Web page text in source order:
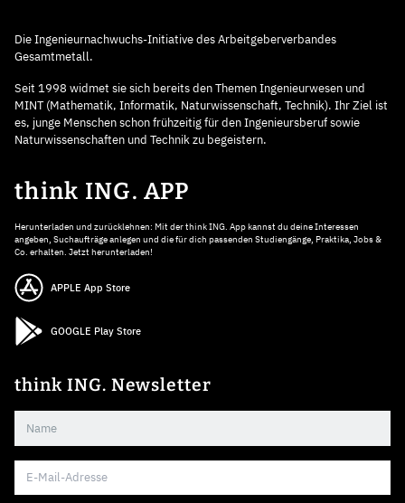
Die Ingenieurnachwuchs-Initiative des Arbeitgeberverbandes
Gesamtmetall.
Seit 1998 widmet sie sich bereits den Themen Ingenieurwesen und
MINT (Mathematik, Informatik, Naturwissenschaft, Technik). Ihr Ziel ist
es, junge Menschen schon frühzeitig für den Ingenieursberuf sowie
Naturwissenschaften und Technik zu begeistern.
think ING. APP
Herunterladen und zurücklehnen: Mit der think ING. App kannst du deine Interessen
angeben, Suchaufträge anlegen und die für dich passenden Studiengänge, Praktika, Jobs &
Co. erhalten. Jetzt herunterladen!
APPLE App Store
GOOGLE Play Store
think ING. Newsletter